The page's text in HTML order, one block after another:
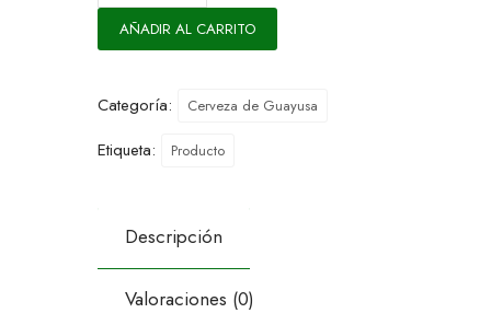
AÑADIR AL CARRITO
Categoría: Cerveza de Guayusa
Etiqueta: Producto
Descripción
Valoraciones (0)